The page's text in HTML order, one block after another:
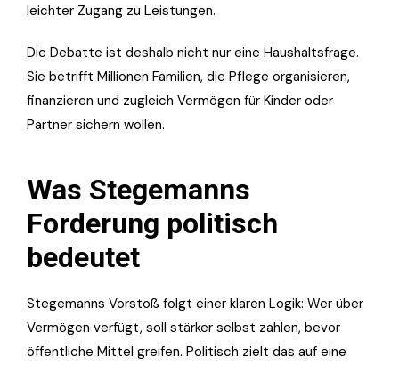
leichter Zugang zu Leistungen.
Die Debatte ist deshalb nicht nur eine Haushaltsfrage.
Sie betrifft Millionen Familien, die Pflege organisieren,
finanzieren und zugleich Vermögen für Kinder oder
Partner sichern wollen.
Was Stegemanns
Forderung politisch
bedeutet
Stegemanns Vorstoß folgt einer klaren Logik: Wer über
Vermögen verfügt, soll stärker selbst zahlen, bevor
öffentliche Mittel greifen. Politisch zielt das auf eine